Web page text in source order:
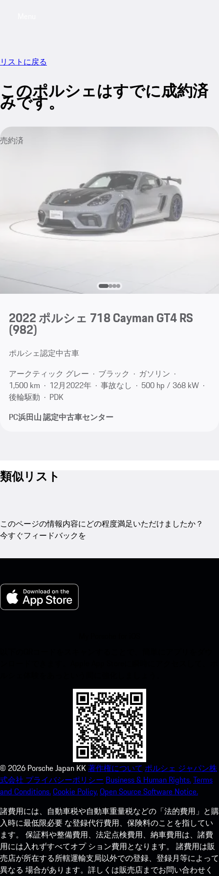
リストに戻る
このポルシェはすでに成約済
みです。
売約済
2022 ポルシェ 718 Cayman GT4 RS
(982)
ポルシェ認定中古車
アークティック グレー
ブラック
ガソリン
1,500 km
12月​2022年 事故なし
500 hp / 368 kW
後輪駆動
PDK
PC浜田山 認定中古車センター
類似リスト
このページの情報内容にどの程度満足いただけましたか？
今すぐフィードバックを
© 2026 Porsche Japan KK著作権について ポルシェ ジャパン株
式会社 プライバシーポリシー Business & Human Rights.Terms
and Conditions.Cookie Policy.Open Source Software Notice.
諸費用には、自動車税や自動車重量税などの「法的費用」と購
入時に最低限必要 な登録代行費用、保険料のことを指してい
ます。 保証料や整備費用、法定点検費用、納車費用は、諸費
用には入れずすべてオプ ション費用となります。 諸費用は販
売店が所在する所轄運輸支局以外での登録、登録月等によって
異なる 場合があります。詳しくは販売店までお問い合わせく